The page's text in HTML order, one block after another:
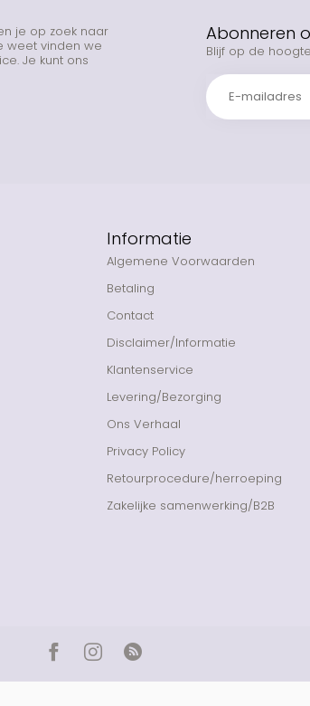
je op zoek naar
weet vinden we
Je kunt ons
Abonneren
Blijf op de
Informatie
Algemene Voorwaarden
Betaling
Contact
Disclaimer/Informatie
Klantenservice
Levering/Bezorging
Ons Verhaal
Privacy Policy
Retourprocedure/herroeping
Zakelijke samenwerking/B2B